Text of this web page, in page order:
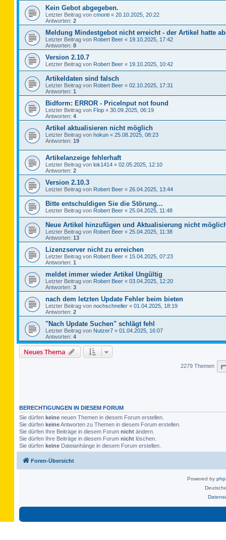
Kein Gebot abgegeben.
Letzter Beitrag von cmonti « 20.10.2025, 20:22
Antworten: 2
Meldung Mindestgebot nicht erreicht - der Artikel hatte
Letzter Beitrag von Robert Beer « 19.10.2025, 17:42
Antworten: 8
Version 2.10.7
Letzter Beitrag von Robert Beer « 19.10.2025, 10:42
Artikeldaten sind falsch
Letzter Beitrag von Robert Beer « 02.10.2025, 17:31
Antworten: 1
Bidform: ERROR - PriceInput not found
Letzter Beitrag von Flop « 30.09.2025, 06:19
Antworten: 4
Artikel aktualisieren nicht möglich
Letzter Beitrag von hokun « 25.08.2025, 08:23
Antworten: 19
Artikelanzeige fehlerhaft
Letzter Beitrag von lok1414 « 02.05.2025, 12:10
Antworten: 2
Version 2.10.3
Letzter Beitrag von Robert Beer « 26.04.2025, 13:44
Bitte entschuldigen Sie die Störung...
Letzter Beitrag von Robert Beer « 25.04.2025, 11:48
Neue Artikel hinzufügen und Aktualisierung nicht
Letzter Beitrag von Robert Beer « 25.04.2025, 11:38
Antworten: 13
Lizenzserver nicht zu erreichen
Letzter Beitrag von Robert Beer « 15.04.2025, 07:23
Antworten: 1
meldet immer wieder Artikel Ungültig
Letzter Beitrag von Robert Beer « 03.04.2025, 12:20
Antworten: 3
nach dem letzten Update Fehler beim bieten
Letzter Beitrag von nochschneller « 01.04.2025, 18:19
Antworten: 2
"Nach Update Suchen" schlägt fehl
Letzter Beitrag von Nutzer7 « 01.04.2025, 16:07
Antworten: 4
Neues Thema
2279 Themen
BERECHTIGUNGEN IN DIESEM FORUM
Sie dürfen keine neuen Themen in diesem Forum erstellen.
Sie dürfen keineAntworten zu Themen in diesem Forum erstellen.
Sie dürfen Ihre Beiträge in diesem Forum nicht ändern.
Sie dürfen Ihre Beiträge in diesem Forum nicht löschen.
Sie dürfen keine Dateianhänge in diesem Forum erstellen.
Foren-Übersicht
Powered by